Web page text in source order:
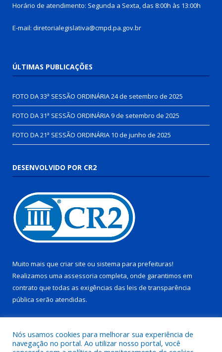
Horário de atendimento: Segunda a Sexta, das 8:00h às 13:00h
E-mail: diretorialegislativa@cmpd.pa.gov.br
ÚLTIMAS PUBLICAÇÕES
FOTO DA 33ª SESSÃO ORDINÁRIA24 de setembro de 2025
FOTO DA 31ª SESSÃO ORDINÁRIA9 de setembro de 2025
FOTO DA 21ª SESSÃO ORDINÁRIA 10 de junho de 2025
DESENVOLVIDO POR CR2
Muito mais que criar site ou sistema para prefeituras!
Realizamos uma assessoria completa, onde garantimos em
contrato que todas as exigências das leis de transparência
pública serão atendidas.
Nós usamos cookies para melhorar sua experiência de
navegação no portal. Ao utilizar nosso portal, você